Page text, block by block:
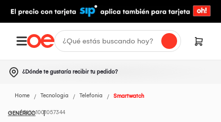
¿Dónde te gustaría recibir tu pedido?
Home Tecnologia Telefonia Smartwatch
GENÉRICO1001057344